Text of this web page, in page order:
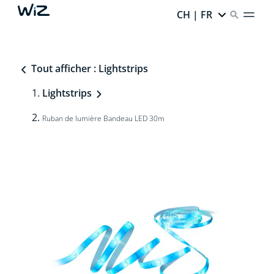
CH | FR
Tout afficher : Lightstrips
Lightstrips
Ruban de lumière Bandeau LED 30m